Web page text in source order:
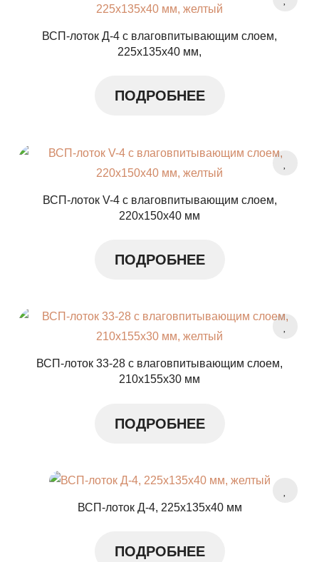
ВСП-лоток Д-4 с влаговпитывающим слоем,
225x135x40 мм,
ПОДРОБНЕЕ
ВСП-лоток V-4 с влаговпитывающим слоем,
220x150x40 мм
ПОДРОБНЕЕ
ВСП-лоток 33-28 с влаговпитывающим слоем,
210x155x30 мм
ПОДРОБНЕЕ
ВСП-лоток Д-4, 225x135x40 мм
ПОДРОБНЕЕ